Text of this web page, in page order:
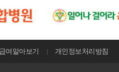
여알아보기 개인정보처리방침